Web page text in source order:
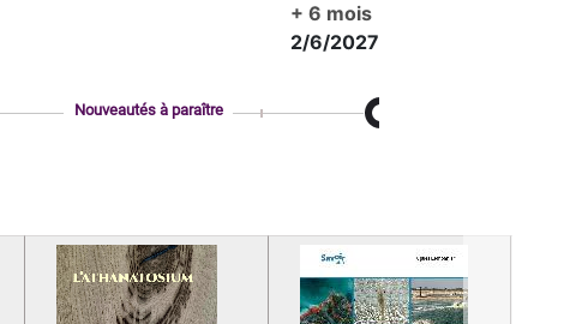
+ 6 mois
2/6/2027
Nouveautés à paraître